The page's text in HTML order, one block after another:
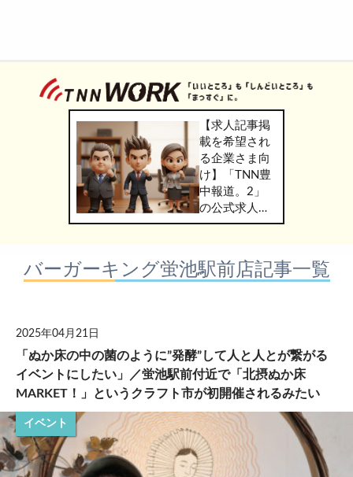
【求人記事掲
載を希望され
る企業さま向
け】「TNN豊
中報道。2」
の公式求人情
報サービス
WORK」のご
掲載につきま
バーガーキング蛍池駅前店記事一覧
2025年04月21日
「ぬか床の中の菌のように”発酵”して人と人とが繋がる
イベントにしたい」／蛍池駅前付近で「北摂ぬか床
MARKET！」というクラフト市が初開催されるみたい
イベント